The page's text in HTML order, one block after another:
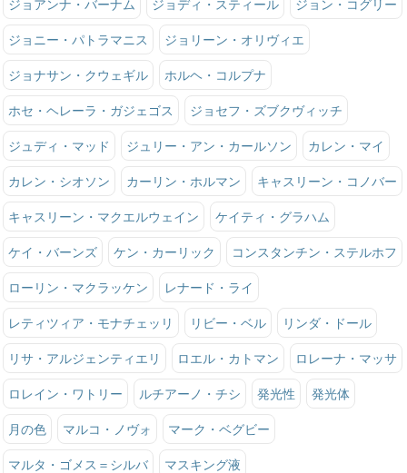
ジョアンナ・バーナム ジョディ・スティール ジョン・コグリー
ジョニー・パトラマニス ジョリーン・オリヴィエ
ジョナサン・クウェギル ホルヘ・コルプナ
ホセ・ヘレーラ・ガジェゴス ジョセフ・ズブクヴィッチ
ジュディ・マッド ジュリー・アン・カールソン カレン・マイ
カレン・シオソン カーリン・ホルマン キャスリーン・コノバー
キャスリーン・マクエルウェイン ケイティ・グラハム
ケイ・バーンズ ケン・カーリック コンスタンチン・ステルホフ
ローリン・マクラッケン レナード・ライ
レティツィア・モナチェッリ リビー・ベル リンダ・ドール
リサ・アルジェンティエリ ロエル・カトマン ロレーナ・マッサ
ロレイン・ワトリー ルチアーノ・チシ 発光性 発光体
月の色 マルコ・ノヴォ マーク・ベグビー
マルタ・ゴメス＝シルバ マスキング液